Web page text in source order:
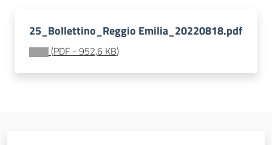
Import-
Export
25_Bollettino_Reggio Emilia_20220818.pdf
(PDF - 952,6 KB)